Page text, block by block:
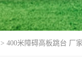
> 400米障碍高板跳台 厂